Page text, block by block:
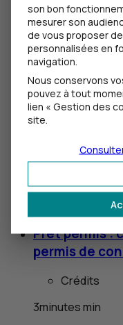
vous faites face
On vous
Éloigner les
astuces
Dossiers
C’est un
nombreux
sous le capot de
les
Prêt permis :
permis de
Crédits
3minutesmin
son bon
mesurer son
de vous proposer
personnalisées en
navigation.
Nous conservons
pouvez à tout
lien « Gestion des
site.